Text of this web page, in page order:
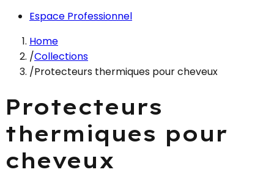
Espace Professionnel
Home
/Collections
/Protecteurs thermiques pour cheveux
Protecteurs
thermiques pour
cheveux